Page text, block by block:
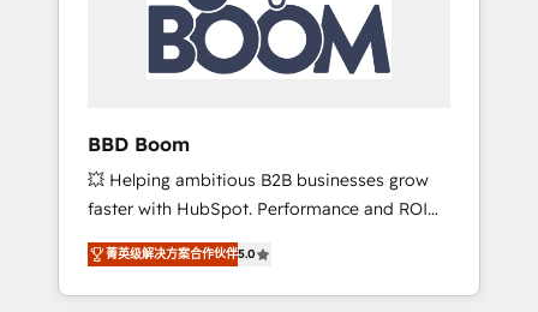
Complex platform migrations and data
cleanups • Custom APIs and third-party
integrations 📈 End-to-End Revenue
tools and CRM optimization • Retention
strategies with customer journey mapping 🏅
Elite-Level HubSpot Execution • 750+
onboardings and 2,000+ implementations •
Deep expertise across marketing, sales, and
service hubs • Built-in flexibility for startups
BBD Boom
💥 Helping ambitious B2B businesses grow
faster with HubSpot. Performance and ROI
focused. 💥 BBD Boom is the HubSpot
partner that can help you to HubSpot Better.
We work with your teams to solve all your
菁英级解决方案合作伙伴5.0